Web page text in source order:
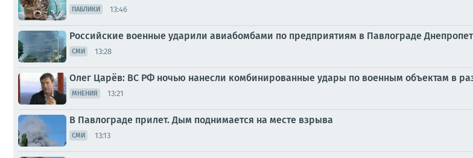
ПАБЛИКИ 13:46
Российские военные ударили авиабомбами по предприятиям в Павлограде
СМИ 13:28
Олег Царёв: ВС РФ ночью нанесли комбинированные удары по военным объектам в
МНЕНИЯ 13:21
В Павлограде прилет. Дым поднимается на месте взрыва
СМИ 13:13